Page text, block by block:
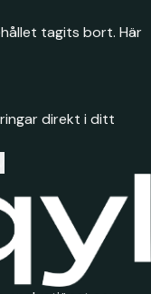
tagits bort. Här
direkt i ditt